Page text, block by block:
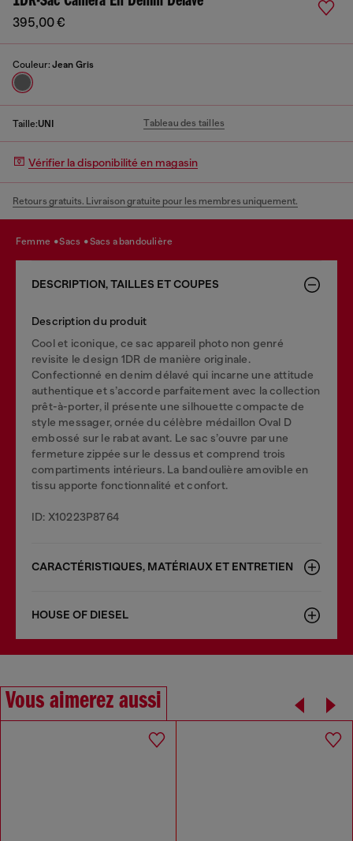
395,00 €
Couleur: Jean Gris
Taille:UNI Tableau des tailles
Vérifier la disponibilité en magasin
Retours gratuits. Livraison gratuite pour les membres uniquement.
femme sacs sacs a bandoulière
DESCRIPTION, TAILLES ET COUPES
Description du produit
Cool et iconique, ce sac appareil photo non genré
revisite le design 1DR de manière originale.
Confectionné en denim délavé qui incarne une attitude
authentique et s’accorde parfaitement avec la collection
prêt-à-porter, il présente une silhouette compacte de
style messager, ornée du célèbre médaillon Oval D
embossé sur le rabat avant. Le sac s’ouvre par une
fermeture zippée sur le dessus et comprend trois
compartiments intérieurs. La bandoulière amovible en
tissu apporte fonctionnalité et confort.
ID: X10223P8764
CARACTÉRISTIQUES, MATÉRIAUX ET ENTRETIEN
HOUSE OF DIESEL
Vous aimerez aussi